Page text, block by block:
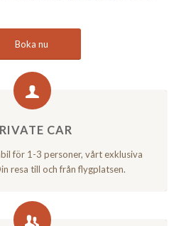
Boka nu
CAR
för 1-3 personer, vårt exklusiva
resa till och från flygplatsen.